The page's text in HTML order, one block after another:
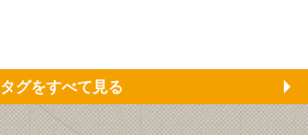
タグをすべて見る